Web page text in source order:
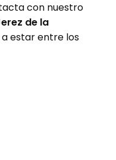
con nuestro
de la
estar entre los